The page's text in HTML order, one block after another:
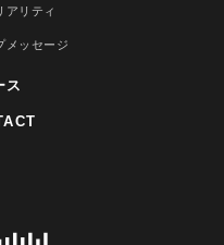
アリティ
メッセージ
ス